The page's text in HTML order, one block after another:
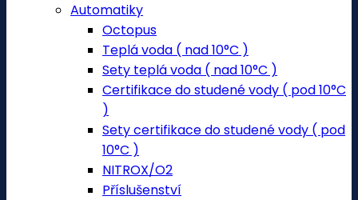
Automatiky
Octopus
Teplá voda ( nad 10°C )
Sety teplá voda ( nad 10°C )
Certifikace do studené vody ( pod 10°C
)
Sety certifikace do studené vody ( pod
10°C )
NITROX/O2
Příslušenství